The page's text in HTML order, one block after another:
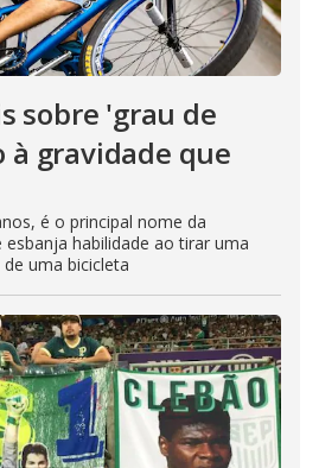
sobre 'grau de
à gravidade que
é o principal nome da
habilidade ao tirar uma
uma bicicleta